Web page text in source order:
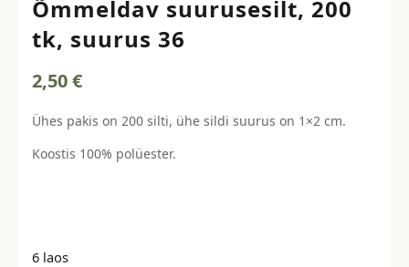
Õmmeldav suurusesilt, 200
tk, suurus 36
2,50€
Ühes pakis on 200 silti, ühe sildi suurus on 1×2 cm.
Koostis 100% polüester.
6 laos